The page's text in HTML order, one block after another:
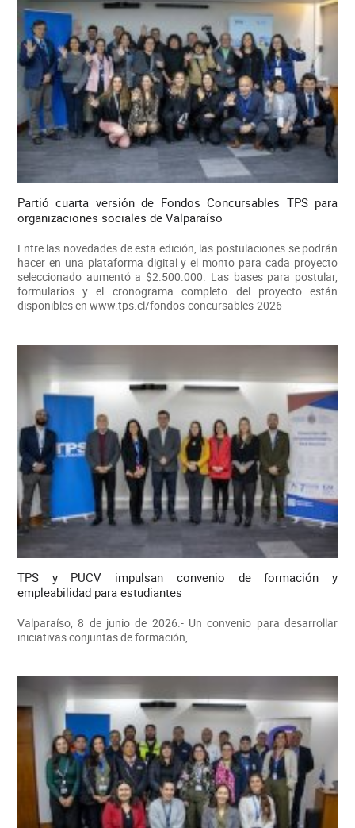
Partió cuarta versión de Fondos Concursables TPS para
organizaciones sociales de Valparaíso
Entre las novedades de esta edición, las postulaciones se podrán
hacer en una plataforma digital y el monto para cada proyecto
seleccionado aumentó a $2.500.000. Las bases para postular,
formularios y el cronograma completo del proyecto están
disponibles en www.tps.cl/fondos-concursables-2026
TPS y PUCV impulsan convenio de formación y
empleabilidad para estudiantes
Valparaíso, 8 de junio de 2026.- Un convenio para desarrollar
iniciativas conjuntas de formación,...